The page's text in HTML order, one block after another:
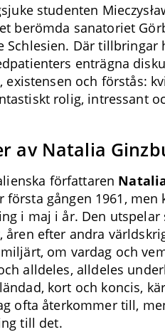
studenten
berömda sanatoriet
Schlesien. Där tillbringar
enträgna
och förstås:
rolig, intressant
av Natalia
författaren
första gången 1961, men
i maj i år. Den utspelar
åren efter andra
om vardag och
alldeles, alldeles
kort och koncis,
ofta återkommer till,
till det.